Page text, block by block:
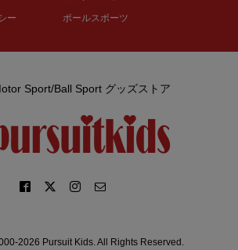
ー
ボールスポーツ
Sport/Ball Sport グッズストア
2026 Pursuit Kids. All Rights Reserved.